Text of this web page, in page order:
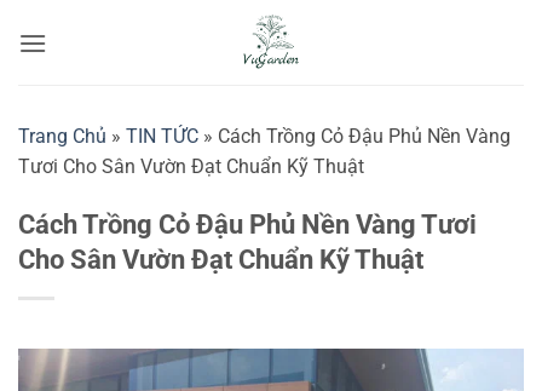
qua
Trang Chủ » TIN TỨC » Cách Trồng Cỏ Đậu Phủ Nền Vàng
Tươi Cho Sân Vườn Đạt Chuẩn Kỹ Thuật
Cách Trồng Cỏ Đậu Phủ Nền Vàng Tươi
Cho Sân Vườn Đạt Chuẩn Kỹ Thuật